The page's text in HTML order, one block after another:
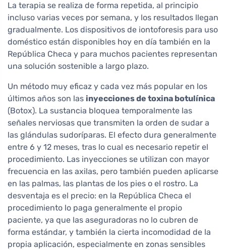
La terapia se realiza de forma repetida, al principio
incluso varias veces por semana, y los resultados llegan
gradualmente. Los dispositivos de iontoforesis para uso
doméstico están disponibles hoy en día también en la
República Checa y para muchos pacientes representan
una solución sostenible a largo plazo.
Un método muy eficaz y cada vez más popular en los
últimos años son las inyecciones de toxina botulínica
(Botox). La sustancia bloquea temporalmente las
señales nerviosas que transmiten la orden de sudar a
las glándulas sudoríparas. El efecto dura generalmente
entre 6 y 12 meses, tras lo cual es necesario repetir el
procedimiento. Las inyecciones se utilizan con mayor
frecuencia en las axilas, pero también pueden aplicarse
en las palmas, las plantas de los pies o el rostro. La
desventaja es el precio: en la República Checa el
procedimiento lo paga generalmente el propio
paciente, ya que las aseguradoras no lo cubren de
forma estándar, y también la cierta incomodidad de la
propia aplicación, especialmente en zonas sensibles